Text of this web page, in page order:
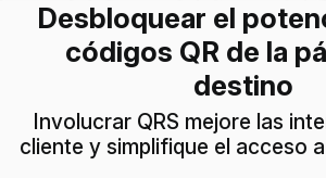
Desbloquear el
códigos QR de la
destino
Involucrar QRS mejore las
cliente y simplifique el acceso